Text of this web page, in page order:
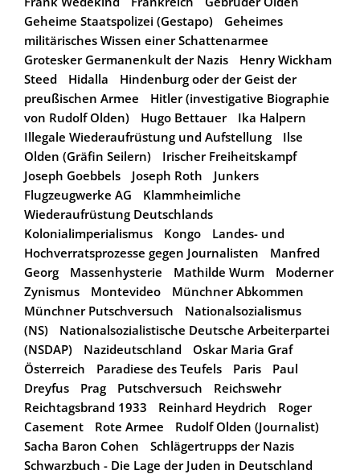
Geheime Staatspolizei (Gestapo)
Geheimes
militärisches Wissen einer Schattenarmee
Grotesker Germanenkult der Nazis
Henry Wickham
Steed
Hidalla
Hindenburg oder der Geist der
preußischen Armee
Hitler (investigative Biographie
von Rudolf Olden)
Hugo Bettauer
Ika Halpern
Illegale Wiederaufrüstung und Aufstellung
Ilse
Olden (Gräfin Seilern)
Irischer Freiheitskampf
Joseph Goebbels
Joseph Roth
Junkers
Flugzeugwerke AG
Klammheimliche
Wiederaufrüstung Deutschlands
Kolonialimperialismus
Kongo
Landes- und
Hochverratsprozesse gegen Journalisten
Manfred
Georg
Massenhysterie Mathilde Wurm
Moderner
Zynismus
Montevideo
Münchner Abkommen
Münchner Putschversuch
Nationalsozialismus
(NS)
Nationalsozialistische Deutsche Arbeiterpartei
(NSDAP)
Nazideutschland
Oskar Maria Graf
Österreich
Paradiese des Teufels Paris
Paul
Dreyfus
Prag Putschversuch
Reichswehr
Reichtagsbrand 1933
Reinhard Heydrich
Roger
Casement
Rote Armee
Rudolf Olden (Journalist)
Sacha Baron Cohen
Schlägertrupps der Nazis
Schwarzbuch - Die Lage der Juden in Deutschland